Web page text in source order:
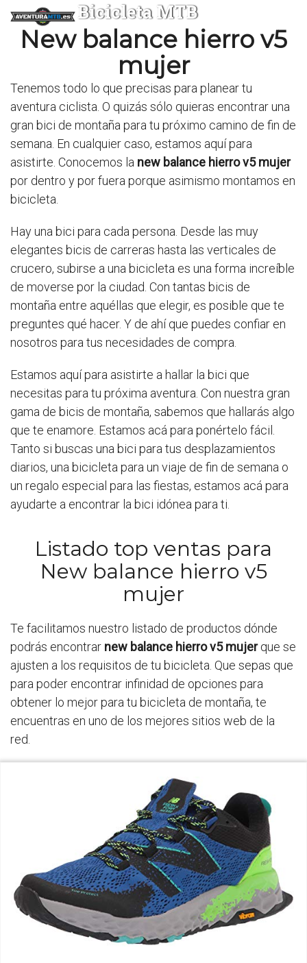
Bicicleta MTB
New balance hierro v5
mujer
Tenemos todo lo que precisas para planear tu
aventura ciclista. O quizás sólo quieras encontrar una
gran bici de montaña para tu próximo camino de fin de
semana. En cualquier caso, estamos aquí para
asistirte. Conocemos la new balance hierro v5 mujer
por dentro y por fuera porque asimismo montamos en
bicicleta.
Hay una bici para cada persona. Desde las muy
elegantes bicis de carreras hasta las verticales de
crucero, subirse a una bicicleta es una forma increíble
de moverse por la ciudad. Con tantas bicis de
montaña entre aquéllas que elegir, es posible que te
preguntes qué hacer. Y de ahí que puedes confiar en
nosotros para tus necesidades de compra.
Estamos aquí para asistirte a hallar la bici que
necesitas para tu próxima aventura. Con nuestra gran
gama de bicis de montaña, sabemos que hallarás algo
que te enamore. Estamos acá para ponértelo fácil.
Tanto si buscas una bici para tus desplazamientos
diarios, una bicicleta para un viaje de fin de semana o
un regalo especial para las fiestas, estamos acá para
ayudarte a encontrar la bici idónea para ti.
Listado top ventas para
New balance hierro v5
mujer
Te facilitamos nuestro listado de productos dónde
podrás encontrar new balance hierro v5 mujerque se
ajusten a los requisitos de tu bicicleta. Que sepas que
para poder encontrar infinidad de opciones para
obtener lo mejor para tu bicicleta de montaña, te
encuentras en uno de los mejores sitios web de la
red.